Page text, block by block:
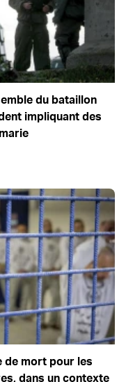
du bataillon
impliquant des
de mort pour les
dans un contexte